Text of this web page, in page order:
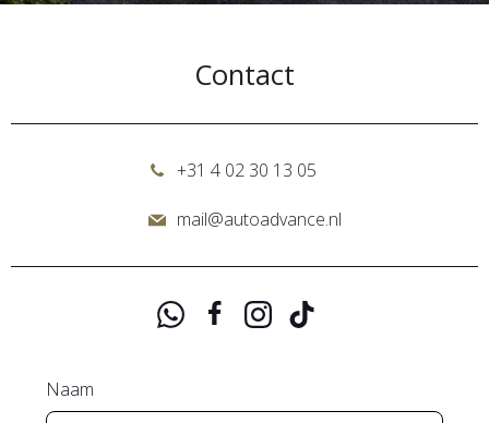
Contact
+31 4 02 30 13 05
mail@autoadvance.nl
Naam